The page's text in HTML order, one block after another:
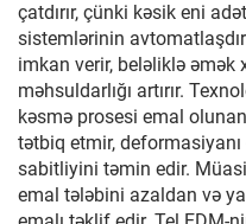
çatdırır, çünki kəsik eni
sistemlərinin
imkan verir, beləliklə əmək
məhsuldarlığı artırır.
kəsmə prosesi emal
tətbiq etmir, deformasiyanı
sabitliyini təmin edir.
emal tələbini azaldan və